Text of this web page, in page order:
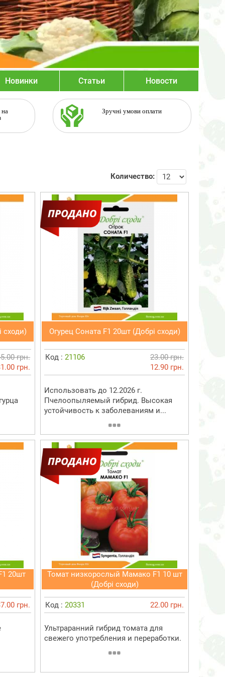
Новинки Статьи Новости
на Зручні умови оплати
Количество:
сходи)
грн.
грн.
Огурец Соната F1 20шт (Добрі сходи)
Код :21106
23.00 грн.
12.90 грн.
Использовать до 12.2026 г.
Пчелоопыляемый гибрид. Высокая
устойчивость к заболеваниям и...
20шт
грн.
Томат низкорослый Мамако F1 10 шт
(Добрі сходи)
Код :20331 22.00 грн.
Ультраранний гибрид томата для
свежего употребления и переработки.